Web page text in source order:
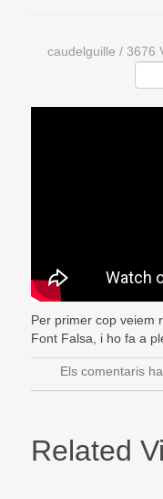
caudelguille / 3676
Per primer cop veiem
Font Falsa, i ho fa a
Els comentaris
Related